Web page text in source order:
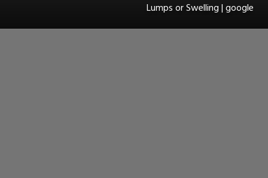
Lumps or Swelling | google